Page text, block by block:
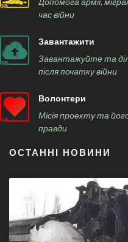
час війни
Завантажити
Завантажуйте та
після початку війни
Волонтери
Місія проекту та
правди
ОСТАННІ НОВИНИ